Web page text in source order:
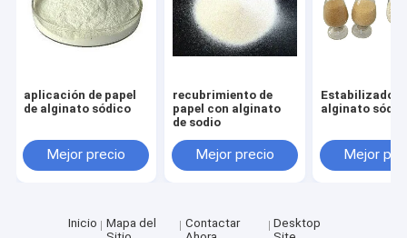
aplicación de papel
de alginato sódico
Mejor precio
recubrimiento de
papel con alginato
de sodio
Mejor precio
Estabilizador
alginato
Mejor
Inicio
Mapa del
Contactar
Desktop